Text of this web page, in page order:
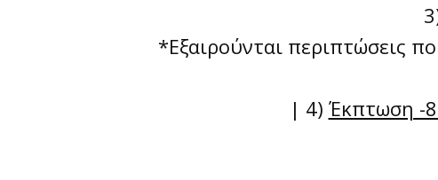
*Εξαιρούνται περιπτώσεις
| 4) Έκπτωση -